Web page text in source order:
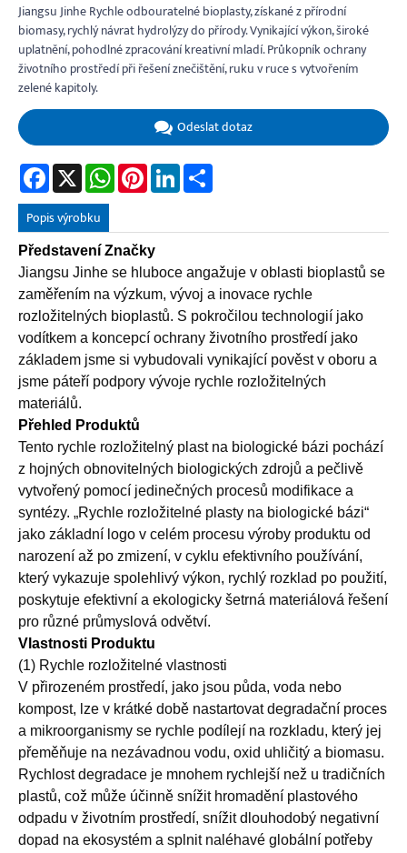
Jiangsu Jinhe Rychle odbouratelné bioplasty, získané z přírodní
biomasy, rychlý návrat hydrolýzy do přírody. Vynikající výkon, široké
uplatnění, pohodlné zpracování kreativní mladí. Průkopník ochrany
životního prostředí při řešení znečištění, ruku v ruce s vytvořením
zelené kapitoly.
Odeslat dotaz
Facebook
X WhatsAppPinterestLinkedIn
Popis výrobku
Představení Značky
Jiangsu Jinhe se hluboce angažuje v oblasti bioplastů se
zaměřením na výzkum, vývoj a inovace rychle
rozložitelných bioplastů. S pokročilou technologií jako
vodítkem a koncepcí ochrany životního prostředí jako
základem jsme si vybudovali vynikající pověst v oboru a
jsme páteří podpory vývoje rychle rozložitelných
materiálů.
Přehled Produktů
Tento rychle rozložitelný plast na biologické bázi pochází
z hojných obnovitelných biologických zdrojů a pečlivě
vytvořený pomocí jedinečných procesů modifikace a
syntézy. „Rychle rozložitelné plasty na biologické bázi“
jako základní logo v celém procesu výroby produktu od
narození až po zmizení, v cyklu efektivního používání,
který vykazuje spolehlivý výkon, rychlý rozklad po použití,
poskytuje efektivní a ekologicky šetrná materiálová řešení
pro různé průmyslová odvětví.
Vlastnosti Produktu
(1) Rychle rozložitelné vlastnosti
V přirozeném prostředí, jako jsou půda, voda nebo
kompost, lze v krátké době nastartovat degradační proces
a mikroorganismy se rychle podílejí na rozkladu, který jej
přeměňuje na nezávadnou vodu, oxid uhličitý a biomasu.
Rychlost degradace je mnohem rychlejší než u tradičních
plastů, což může účinně snížit hromadění plastového
odpadu v životním prostředí, snížit dlouhodobý negativní
dopad na ekosystém a splnit naléhavé globální potřeby